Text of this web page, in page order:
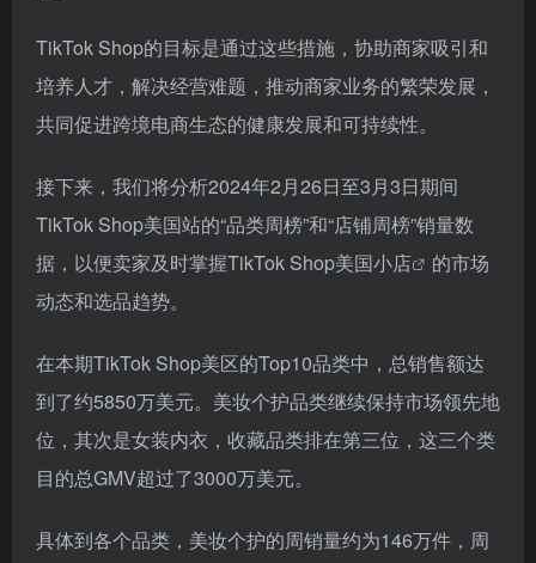
TikTok Shop的目标是通过这些措施，协助商家吸引和
培养人才，解决经营难题，推动商家业务的繁荣发展，
共同促进跨境电商生态的健康发展和可持续性。
接下来，我们将分析2024年2月26日至3月3日期间
TikTok Shop美国站的“品类周榜”和“店铺周榜”销量数
据，以便卖家及时掌握TikTok Shop美国小店
的市场
动态和选品趋势。
在本期TikTok Shop美区的Top10品类中，总销售额达
到了约5850万美元。美妆个护品类继续保持市场领先地
位，其次是女装内衣，收藏品类排在第三位，这三个类
目的总GMV超过了3000万美元。
具体到各个品类，美妆个护的周销量约为146万件，周